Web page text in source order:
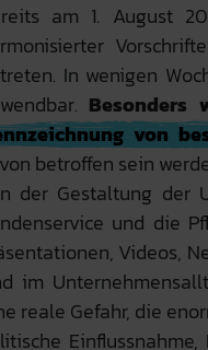
am 1. August
In wenigen
von
betroffen sein
der Gestaltung der
und die
Videos,
im
reale Gefahr, die